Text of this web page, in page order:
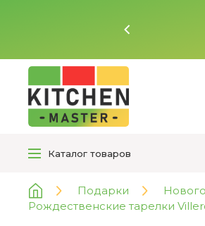
Каталог товаров
Подарки
Рождественские тарелки